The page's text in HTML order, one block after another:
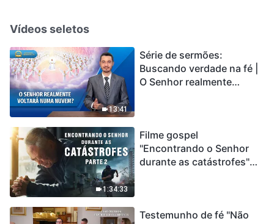
Vídeos seletos
13:41
Série de sermões:
Buscando verdade na fé |
O Senhor realmente
1:34:33
Filme gospel
"Encontrando o Senhor
durante as catástrofes"
catástrofes ccontecem, a
Testemunho de fé "Não